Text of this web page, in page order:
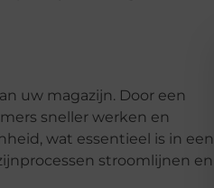
uw magazijn. Door een
sneller werken en
wat essentieel is in een
stroomlijnen en